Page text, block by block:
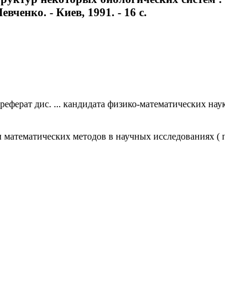
- Киев, 1991. - 16 с.
дис. ... кандидата физико-математических
методов в научных исследованиях (